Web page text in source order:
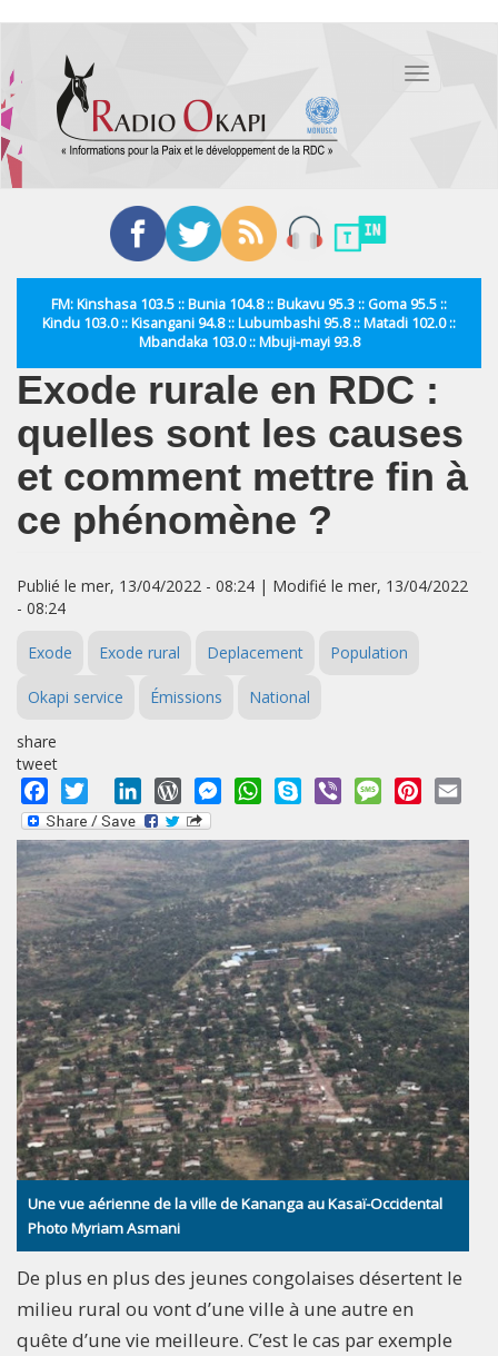
contenu
principal
Toggle
FM: Kinshasa 103.5 :: Bunia 104.8 :: Bukavu 95.3 :: Goma 95.5 ::
Kindu 103.0 :: Kisangani 94.8 :: Lubumbashi 95.8 :: Matadi 102.0 ::
Mbandaka 103.0 :: Mbuji-mayi 93.8
Exode rurale en RDC :
quelles sont les causes
et comment mettre fin à
ce phénomène ?
Publié le mer, 13/04/2022 - 08:24 | Modifié le mer, 13/04/2022
- 08:24
Exode Exode rural Deplacement Population
Okapi service Émissions National
share
tweet
Facebook
Twitter LinkedInWordPressMessengerWhatsApp
Skype Viber MessagePinterest
Une vue aérienne de la ville de Kananga au Kasaï-Occidental
Photo Myriam Asmani
De plus en plus des jeunes congolaises désertent le
milieu rural ou vont d’une ville à une autre en
quête d’une vie meilleure. C’est le cas par exemple